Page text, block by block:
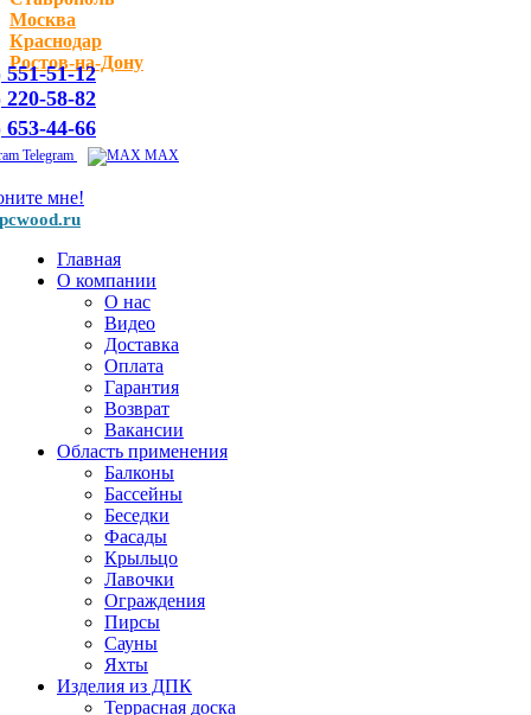
Москва
Краснодар
Ростов-на-Дону
551-51-12
220-58-82
653-44-66
Telegram MAX
мне!
Главная
О компании
О нас
Видео
Доставка
Оплата
Гарантия
Возврат
Вакансии
Область применения
Балконы
Бассейны
Беседки
Фасады
Крыльцо
Лавочки
Ограждения
Пирсы
Сауны
Яхты
Изделия из ДПК
Террасная доска